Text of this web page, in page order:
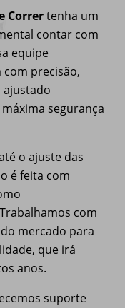
Corrertenha um
contar com
equipe
com precisão,
ajustado
segurança
o ajuste das
é feita com
com
mercado para
que irá
anos.
suporte